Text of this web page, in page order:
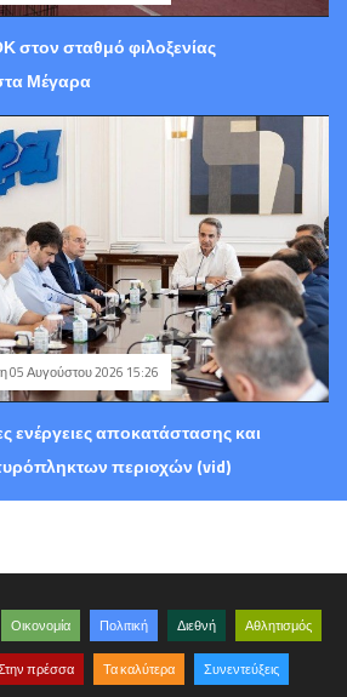
στον σταθμό φιλοξενίας
Μέγαρα
05 Αυγούστου 2026 15:26
ενέργειες αποκατάστασης και
περιοχών (vid)
Οικονομία Πολιτική Διεθνή Αθλητισμός
πρέσσα Τα καλύτερα Συνεντεύξεις